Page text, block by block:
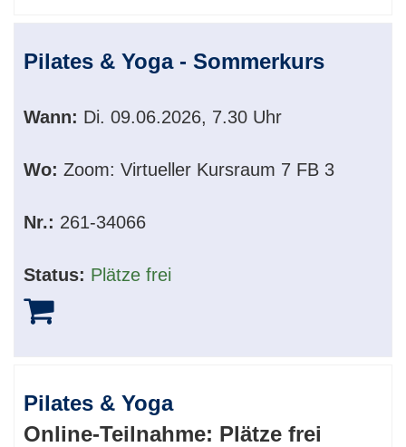
Pilates & Yoga - Sommerkurs
Wann: Di. 09.06.2026, 7.30 Uhr
Wo: Zoom: Virtueller Kursraum 7 FB 3
Nr.: 261-34066
Status: Plätze frei
Pilates & Yoga
Online-Teilnahme: Plätze frei